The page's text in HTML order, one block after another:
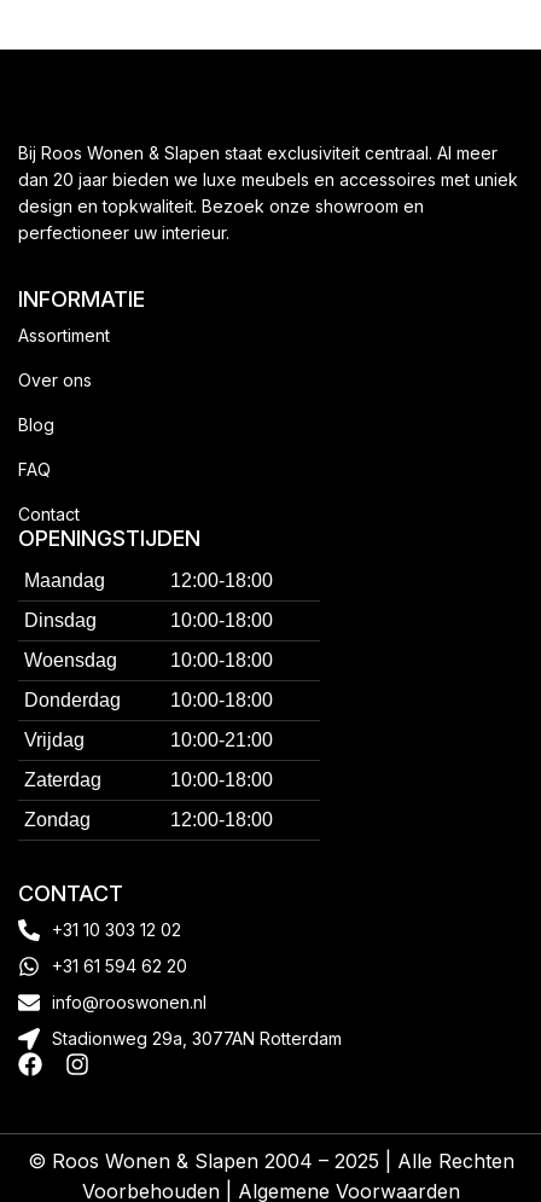
Bij Roos Wonen & Slapen staat exclusiviteit centraal. Al meer
dan 20 jaar bieden we luxe meubels en accessoires met uniek
design en topkwaliteit. Bezoek onze showroom en
perfectioneer uw interieur.
INFORMATIE
Assortiment
Over ons
Blog
FAQ
Contact
OPENINGSTIJDEN
Maandag
12:00-18:00
Dinsdag
10:00-18:00
Woensdag
10:00-18:00
Donderdag
10:00-18:00
Vrijdag
10:00-21:00
Zaterdag
10:00-18:00
Zondag
12:00-18:00
CONTACT
+31 10 303 12 02
+31 61 594 62 20
info@rooswonen.nl
Stadionweg 29a, 3077AN Rotterdam
© Roos Wonen & Slapen 2004 – 2025 | Alle Rechten
Voorbehouden | Algemene Voorwaarden